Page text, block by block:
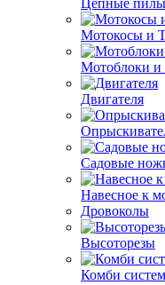
Цепные пилы
Мотокосы и
Мотоблоки и
Двигателя
Садовые
Навесное к
Дровоколы
Высоторезы
Комби